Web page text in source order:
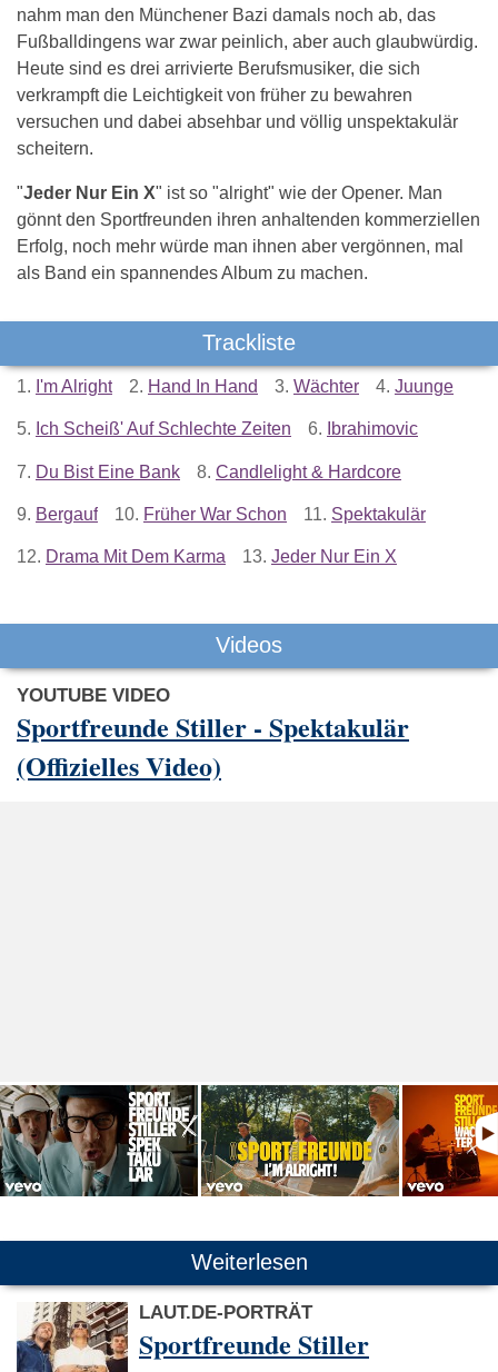
nahm man den Münchener Bazi damals noch ab, das
Fußballdingens war zwar peinlich, aber auch glaubwürdig.
Heute sind es drei arrivierte Berufsmusiker, die sich
verkrampft die Leichtigkeit von früher zu bewahren
versuchen und dabei absehbar und völlig unspektakulär
scheitern.
"Jeder Nur Ein X" ist so "alright" wie der Opener. Man
gönnt den Sportfreunden ihren anhaltenden kommerziellen
Erfolg, noch mehr würde man ihnen aber vergönnen, mal
als Band ein spannendes Album zu machen.
Trackliste
1. I'm Alright 2. Hand In Hand 3. Wächter 4. Juunge
5. Ich Scheiß' Auf Schlechte Zeiten 6. Ibrahimovic
7. Du Bist Eine Bank 8. Candlelight & Hardcore
9. Bergauf 10. Früher War Schon 11. Spektakulär
12. Drama Mit Dem Karma 13. Jeder Nur Ein X
Videos
YOUTUBE VIDEO
Sportfreunde Stiller - Spektakulär
(Offizielles Video)
Weiterlesen
LAUT.DE-PORTRÄT
Sportfreunde Stiller